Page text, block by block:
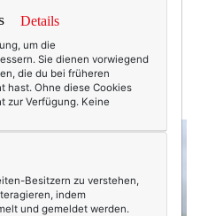
Und über
Vorhaben fürs neue
Januar halt so
Details
um die
Sie dienen vorwiegend
die du bei früheren
hast. Ohne diese Cookies
zur Verfügung. Keine
Besitzern zu verstehen,
indem
und gemeldet werden.